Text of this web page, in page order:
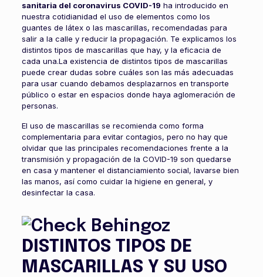
sanitaria del coronavirus COVID-19 ha introducido en
nuestra cotidianidad el uso de elementos como los
guantes de látex o las mascarillas, recomendadas para
salir a la calle y reducir la propagación. Te explicamos los
distintos tipos de mascarillas que hay, y la eficacia de
cada una.La existencia de distintos tipos de mascarillas
puede crear dudas sobre cuáles son las más adecuadas
para usar cuando debamos desplazarnos en transporte
público o estar en espacios donde haya aglomeración de
personas.
El uso de mascarillas se recomienda como forma
complementaria para evitar contagios, pero no hay que
olvidar que las principales recomendaciones frente a la
transmisión y propagación de la COVID-19 son quedarse
en casa y mantener el distanciamiento social, lavarse bien
las manos, así como cuidar la higiene en general, y
desinfectar la casa.
DISTINTOS TIPOS DE
MASCARILLAS Y SU USO